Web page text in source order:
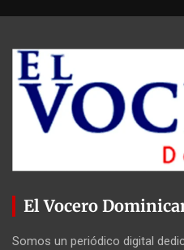
El Vocero
Somos un periódico digital